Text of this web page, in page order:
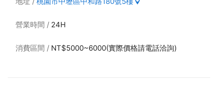
營業時間 24H
消費區間 NT$5000~6000(實際價格請電話洽詢)